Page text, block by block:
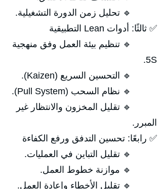
🔹 تحليل زمن الدورة التشغيلية.
✅ ثالثًا: أدوات Lean التطبيقية
🔹 تنظيم بيئة العمل وفق منهجية
5S.
🔹 التحسين السريع (Kaizen).
🔹 نظام السحب (Pull System).
🔹 تقليل المخزون والانتظار غير
المبرر.
✅ رابعًا: تحسين التدفق ورفع الكفاءة
🔹 تقليل التباين في العمليات.
🔹 موازنة خطوط العمل.
🔹 تقليل الأخطاء وإعادة العمل.